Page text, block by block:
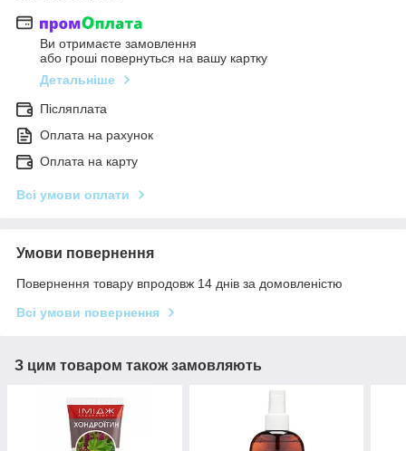
Ви отримаєте замовлення
або гроші повернуться на вашу картку
Детальніше
Післяплата
Оплата на рахунок
Оплата на карту
Всі умови оплати
Умови повернення
Повернення товару впродовж 14 днів за домовленістю
Всі умови повернення
З цим товаром також замовляють